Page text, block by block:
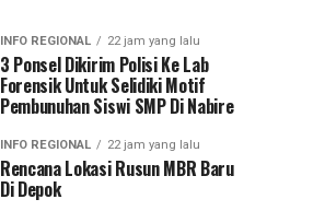
INFO REGIONAL 22 jam yang lalu
3 Ponsel Dikirim Polisi Ke Lab
Forensik Untuk Selidiki Motif
Pembunuhan Siswi SMP Di Nabire
INFO REGIONAL 22 jam yang lalu
Rencana Lokasi Rusun MBR Baru
Di Depok